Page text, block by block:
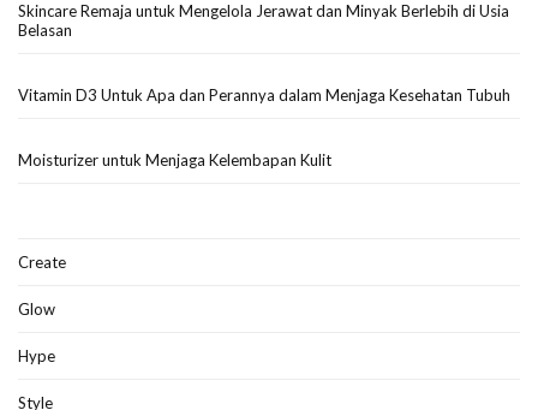
Skincare Remaja untuk Mengelola Jerawat dan Minyak Berlebih di Usia
Belasan
Vitamin D3 Untuk Apa dan Perannya dalam Menjaga Kesehatan Tubuh
Moisturizer untuk Menjaga Kelembapan Kulit
Create
Glow
Hype
Style